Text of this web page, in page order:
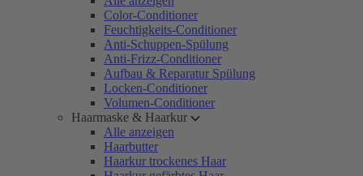
Color-Conditioner
Feuchtigkeits-Conditioner
Anti-Schuppen-Spülung
Anti-Frizz-Conditioner
Aufbau & Reparatur Spülung
Locken-Conditioner
Volumen-Conditioner
Haarmaske & Haarkur
Alle anzeigen
Haarbutter
Haarkur trockenes Haar